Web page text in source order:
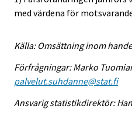
med värdena för
Källa: Omsättning inom
Förfrågningar: Marko
palvelut.suhdanne@stat.fi
Ansvarig statistikdirektör: